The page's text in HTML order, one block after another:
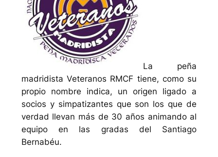
La peña
madridista Veteranos RMCF tiene, como su
propio nombre indica, un origen ligado a
socios y simpatizantes que son los que de
verdad llevan más de 30 años animando al
equipo en las gradas del Santiago
Bernabéu.